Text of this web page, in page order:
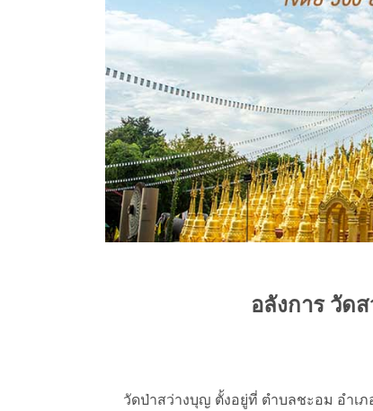
อลังการ วัด
วัดป่าสว่างบุญ ตั้งอยู่ที่ ตำบลชะอม อำเภ